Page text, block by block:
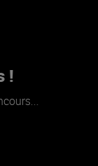
!